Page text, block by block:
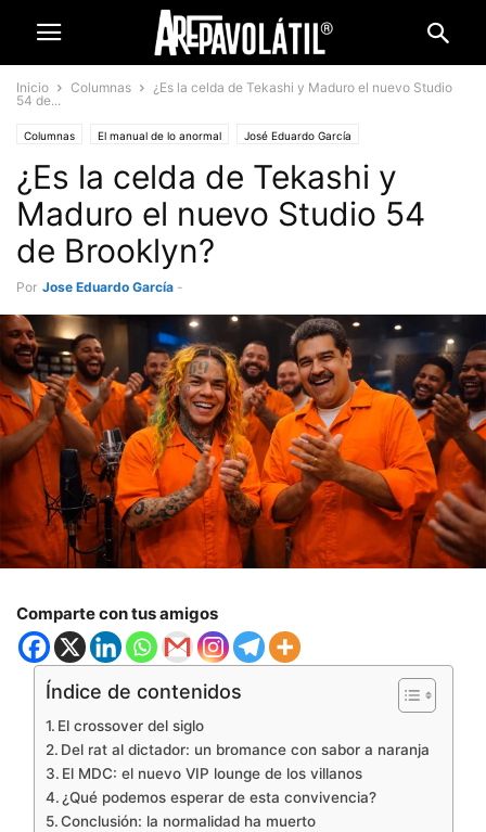
Inicio Columnas
¿Es la celda de Tekashi y Maduro el nuevo Studio
54 de...
Columnas El manual de lo anormal José Eduardo García
¿Es la celda de Tekashi y
Maduro el nuevo Studio 54
de Brooklyn?
Por Jose Eduardo García -
Comparte con tus amigos
Índice de contenidos
El crossover del siglo
Del rat al dictador: un bromance con sabor a naranja
El MDC: el nuevo VIP lounge de los villanos
¿Qué podemos esperar de esta convivencia?
Conclusión: la normalidad ha muerto